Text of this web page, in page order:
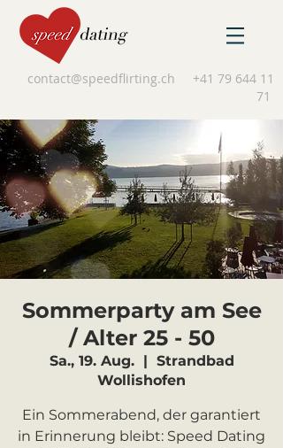
contact@speedflirting.ch
+41 79 644 11
71
Sommerparty am See
/ Alter 25 - 50
Sa., 19. Aug.
  |
Strandbad
Wollishofen
Ein Sommerabend, der garantiert
in Erinnerung bleibt: Speed Dating